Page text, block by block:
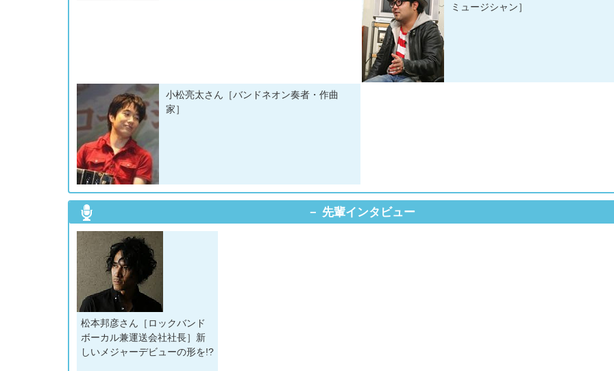
ミュージシャン］
小松亮太さん［バンドネオン奏者・作曲
家］
先輩インタビュー
松本邦彦さん［ロックバンド
ボーカル兼運送会社社長］新
しいメジャーデビューの形を!?